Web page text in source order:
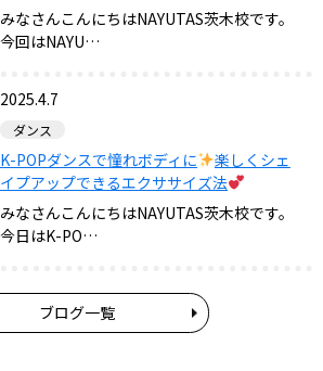
みなさんこんにちはNAYUTAS茨木校です。
今回はNAYU…
2025.4.7
ダンス
K-POPダンスで憧れボディに
楽しくシェ
イプアップできるエクササイズ法
みなさんこんにちはNAYUTAS茨木校です。
今日はK-PO…
ブログ一覧